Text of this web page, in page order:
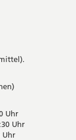
Uhr
Uhr
Uhr